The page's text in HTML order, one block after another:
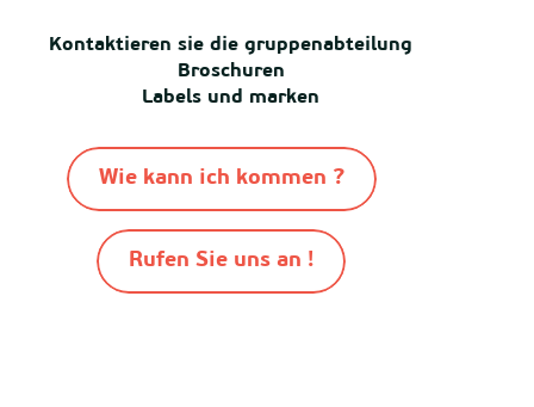
Kontaktieren sie die gruppenabteilung
Broschuren
Labels und marken
Wie kann ich kommen ?
Rufen Sie uns an !